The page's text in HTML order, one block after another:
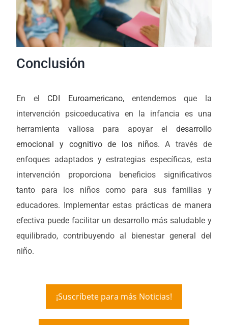
Conclusión
En el CDI Euroamericano, entendemos que la
intervención psicoeducativa en la infancia es una
herramienta valiosa para apoyar el desarrollo
emocional y cognitivo de los niños. A través de
enfoques adaptados y estrategias específicas, esta
intervención proporciona beneficios significativos
tanto para los niños como para sus familias y
educadores. Implementar estas prácticas de manera
efectiva puede facilitar un desarrollo más saludable y
equilibrado, contribuyendo al bienestar general del
niño.
¡Suscríbete para más Noticias!